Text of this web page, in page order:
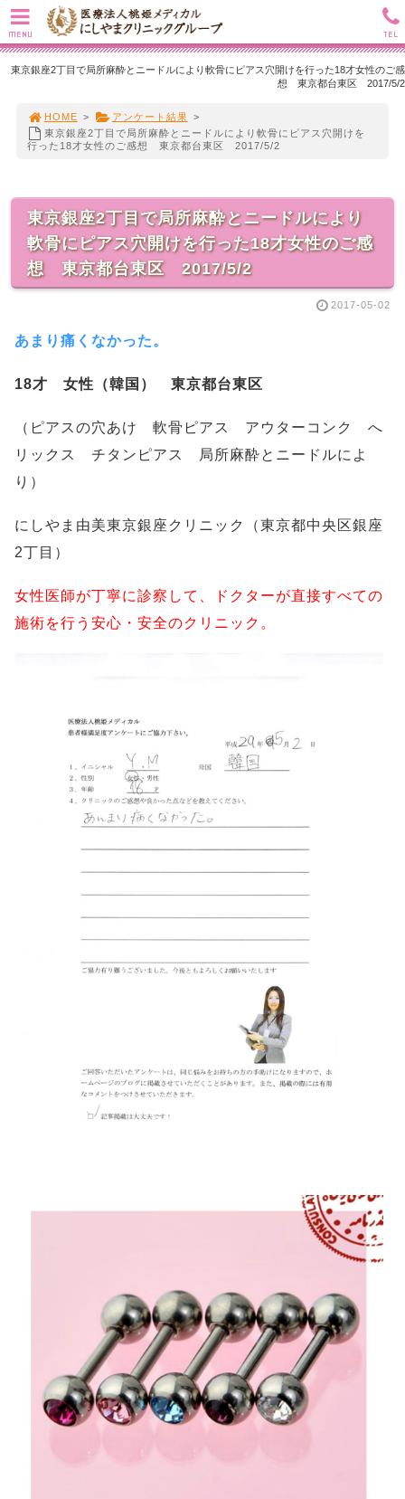
東京銀座2丁目で局所麻酔とニードルにより軟骨にピアス穴開けを行った18才女性のご感
想 東京都台東区 2017/5/2
HOME > アンケート結果 >
東京銀座2丁目で局所麻酔とニードルにより軟骨にピアス穴開けを
行った18才女性のご感想 東京都台東区 2017/5/2
東京銀座2丁目で局所麻酔とニードルにより
軟骨にピアス穴開けを行った18才女性のご感
想 東京都台東区 2017/5/2
2017-05-02
あまり痛くなかった。
18才 女性（韓国） 東京都台東区
（ピアスの穴あけ 軟骨ピアス アウターコンク へ
リックス チタンピアス 局所麻酔とニードルによ
り）
にしやま由美東京銀座クリニック（東京都中央区銀座
2丁目）
女性医師が丁寧に診察して、ドクターが直接すべての
施術を行う安心・安全のクリニック。
MENU TEL